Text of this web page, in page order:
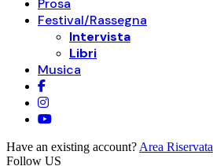
Prosa
Festival/Rassegna
Intervista
Libri
Musica
Have an existing account? Area Riservata
Follow US